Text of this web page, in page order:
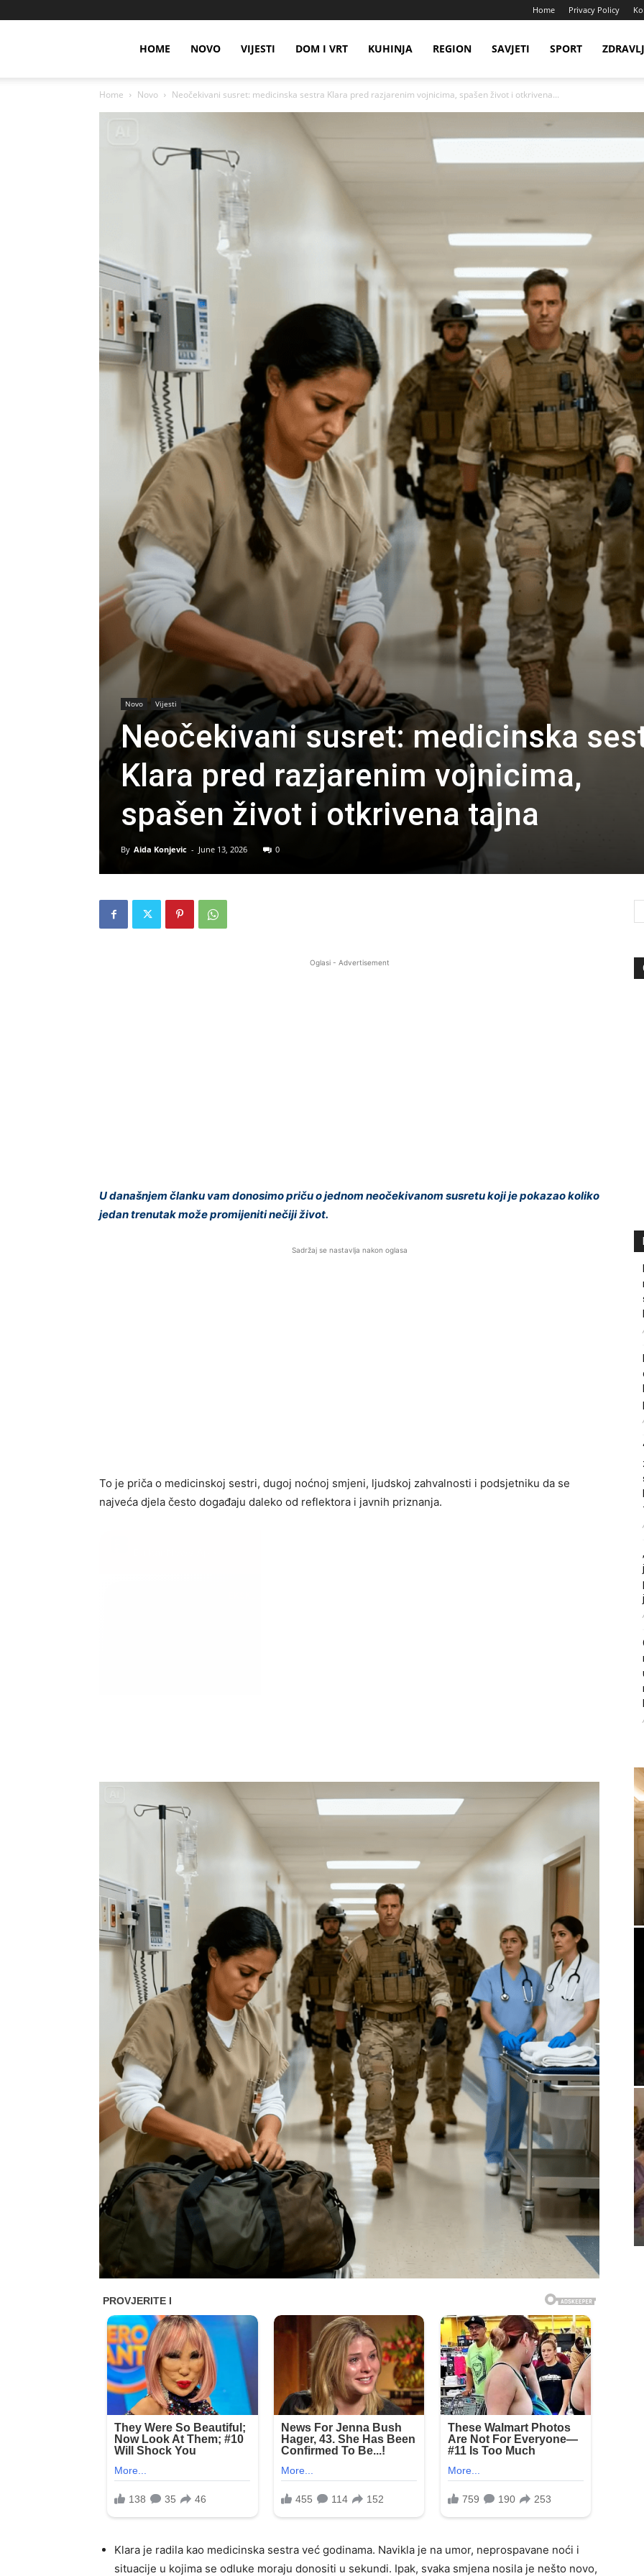
Home Privacy Policy
HOME NOVO VIJESTI DOM I VRT KUHINJA REGION SAVJETI SPORT
Home Novo Neočekivani susret: medicinska sestra Klara pred razjarenim vojnicima, spašen život i otkrivena...
Novo Vijesti
Neočekivani susret: medicinska
Klara pred razjarenim vojnicima,
spašen život i otkrivena tajna
By Aida Konjevic - June 13, 2026 0
Oglasi - Advertisement
U današnjem članku vam donosimo priču o jednom neočekivanom susretu koji je pokazao koliko
jedan trenutak može promijeniti nečiji život.
Sadržaj se nastavlja nakon oglasa
To je priča o medicinskoj sestri, dugoj noćnoj smjeni, ljudskoj zahvalnosti i podsjetniku da se
najveća djela često događaju daleko od reflektora i javnih priznanja.
Klara je radila kao medicinska sestra već godinama. Navikla je na umor, neprospavane noći i
situacije u kojima se odluke moraju donositi u sekundi. Ipak, svaka smjena nosila je nešto novo,